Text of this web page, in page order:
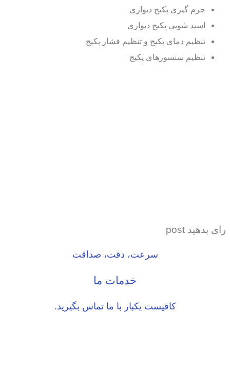
جرم گیری پکیج دیواری
اسید شویی پکیج دیواری
تنظیم دمای پکیج و تنظیم فشار پکیج
تنظیم سنسورهای پکیج
رای بدهید post
سرعت، دقت، صداقت
خدمات ما
کافیست یکبار با ما تماس بگیرید.